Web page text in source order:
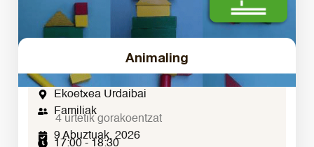
Animaling
Ekoetxea Urdaibai
Familiak
4 urtetik gorakoentzat
9 Abuztuak, 2026
17:00 - 18:30